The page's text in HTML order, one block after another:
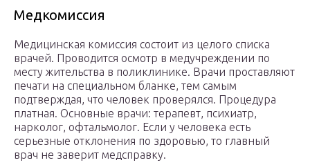
Медкомиссия
Медицинская комиссия состоит из целого списка
врачей. Проводится осмотр в медучреждении по
месту жительства в поликлинике. Врачи проставляют
печати на специальном бланке, тем самым
подтверждая, что человек проверялся. Процедура
платная. Основные врачи: терапевт, психиатр,
нарколог, офтальмолог. Если у человека есть
серьезные отклонения по здоровью, то главный
врач не заверит медсправку.